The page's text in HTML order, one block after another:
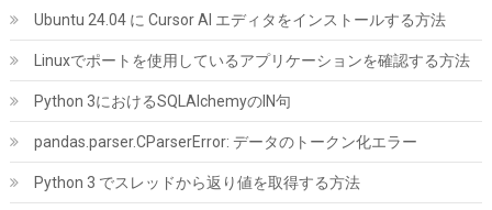
ORICO M.2 NVMe SSD 外付けケース USB 3.2 Gen2 10Gbps高速
Ubuntu 24.04 に Cursor AI エディタをインストールする方法
Linuxでポートを使用しているアプリケーションを確認する方法
Python 3におけるSQLAlchemyのIN句
pandas.parser.CParserError: データのトークン化エラー
Python 3 でスレッドから返り値を取得する方法